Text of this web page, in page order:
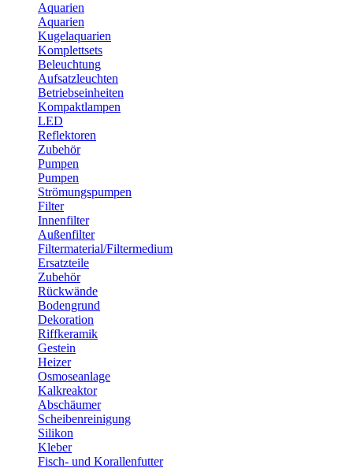
Aquarien
Aquarien
Kugelaquarien
Komplettsets
Beleuchtung
Aufsatzleuchten
Betriebseinheiten
Kompaktlampen
LED
Reflektoren
Zubehör
Pumpen
Pumpen
Strömungspumpen
Filter
Innenfilter
Außenfilter
Filtermaterial/Filtermedium
Ersatzteile
Zubehör
Rückwände
Bodengrund
Dekoration
Riffkeramik
Gestein
Heizer
Osmoseanlage
Kalkreaktor
Abschäumer
Scheibenreinigung
Silikon
Kleber
Fisch- und Korallenfutter